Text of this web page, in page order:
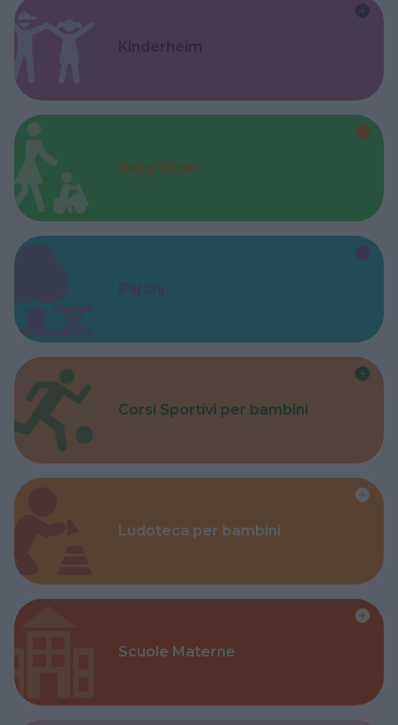
Kinderheim
Baby Sitter
Parchi
Corsi Sportivi per bambini
Ludoteca per bambini
Scuole Materne